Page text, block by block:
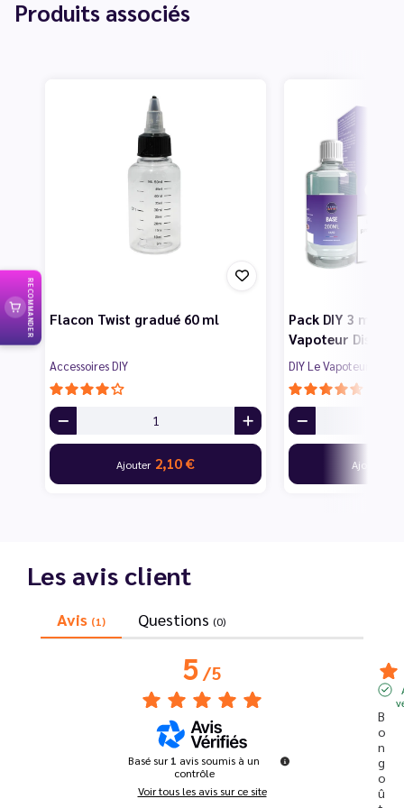
Produits associés
Flacon Twist gradué 60 ml
Accessoires DIY
Ajouter 2,10 €
Pack DIY 3 mg
Vapoteur
DIY Le Vapoteur
Ajouter
Les avis client
Avis (1) Questions (0)
5/5
Basé sur1 avis soumis à un
contrôle
Voir tous les avis sur ce site
B
o
n
g
o
û
RECOMMANDER